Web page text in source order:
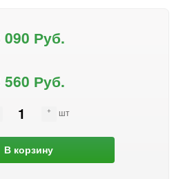
090 Руб.
560 Руб.
шт
В корзину